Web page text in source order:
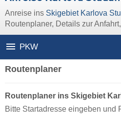
Anreise ins Skigebiet Karlova
Routenplaner, Details zur
PKW
Routenplaner
Routenplaner ins Skigebiet
Bitte Startadresse eingeben und